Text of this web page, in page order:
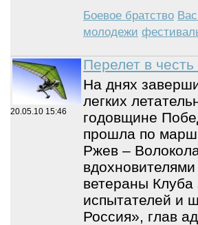
Боевое братство
молодежи
20.05.10 15:46
Перелет в
На днях
легких
годовщине
прошла по
Ржев –
ветераны Клуба
испытателей и
Россия», глав